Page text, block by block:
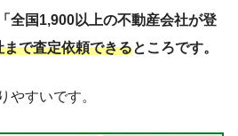
全国1,900以上の不動産会社が登
まで査定依頼できるところです。
やすいです。